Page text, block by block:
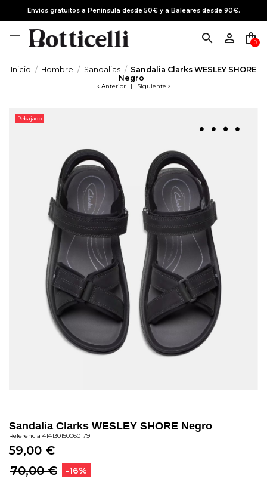
Envíos gratuitos a Península desde 50€ y a Baleares desde 90€.
search person_outline shopping_bag
0
Inicio Hombre Sandalias
Sandalia Clarks WESLEY SHORE
Negro
Anterior | Siguiente
Rebajado
Sandalia Clarks WESLEY SHORE Negro
Referencia 414130150060179
59,00 €
70,00 €
-16%